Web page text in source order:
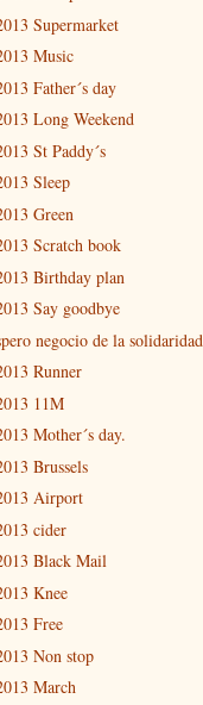
Supermarket
Music
Father´s day
Long Weekend
St Paddy´s
Sleep
Green
Scratch book
Birthday plan
Say goodbye
negocio de la solidaridad
Runner
11M
Mother´s day.
Brussels
Airport
cider
Black Mail
Knee
Free
Non stop
March